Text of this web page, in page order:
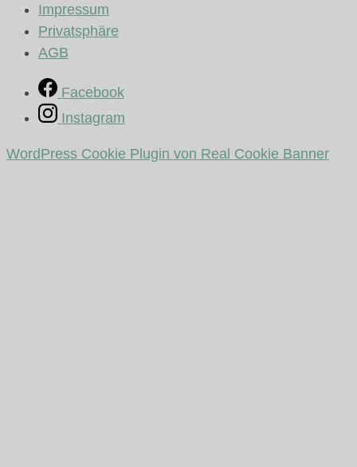
Impressum
Privatsphäre
AGB
Facebook
Instagram
WordPress Cookie Plugin von Real Cookie Banner